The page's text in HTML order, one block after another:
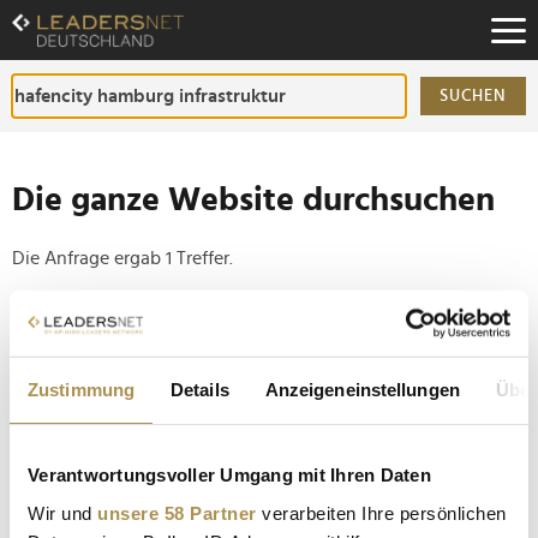
Zustimmung Details Anzeigeneinstellungen
Verantwortungsvoller Umgang mit Ihren Daten
Wir und unsere 58 Partner verarbeiten Ihre persönlichen
Zum
Inhalt
Zur
Fußzeilen-
Navigation
SUCHEN
Die ganze Website durchsuchen
Die Anfrage ergab 1 Treffer.
Tipp
Setzen Sie die gesuchten Wörter zwischen
Anführungszeichen: zb "Vorname Nachname".
Cruise Center HafenCity macht Hamburg zum
Vorreiter der Kreuzfahrtbranche